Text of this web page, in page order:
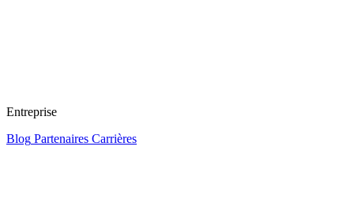
Entreprise
Blog Partenaires Carrières